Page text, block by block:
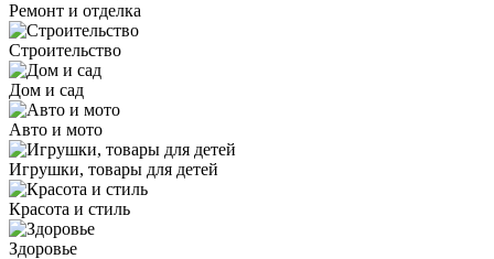
Ремонт и отделка
Строительство
Дом и сад
Авто и мото
Игрушки, товары для детей
Красота и стиль
Здоровье